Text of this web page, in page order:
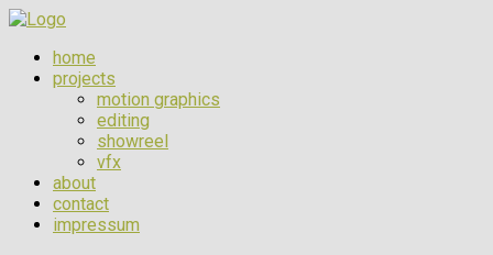
home
projects
motion graphics
editing
showreel
vfx
about
contact
impressum